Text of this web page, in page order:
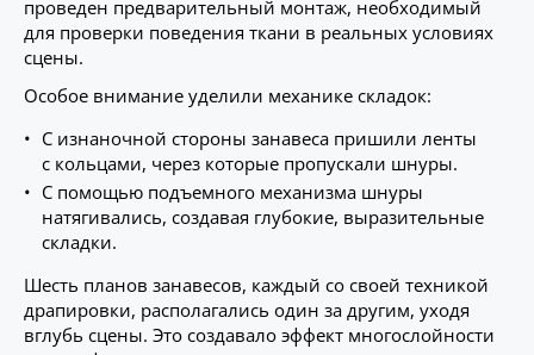
проведен предварительный монтаж, необходимый
для проверки поведения ткани в реальных условиях
сцены.
Особое внимание уделили механике складок:
С изнаночной стороны занавеса пришили ленты
с кольцами, через которые пропускали шнуры.
С помощью подъемного механизма шнуры
натягивались, создавая глубокие, выразительные
складки.
Шесть планов занавесов, каждый со своей техникой
драпировки, располагались один за другим, уходя
вглубь сцены. Это создавало эффект многослойности